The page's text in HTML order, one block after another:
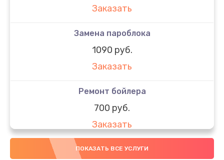
Заказать
Замена пароблока
1090 руб.
Заказать
Ремонт бойлера
700 руб.
Заказать
Чистка с разбором кофемашины
ПОКАЗАТЬ ВСЕ УСЛУГИ